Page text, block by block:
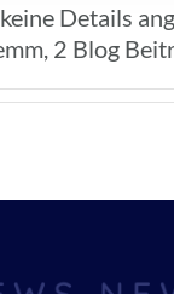
Details
2 Blog